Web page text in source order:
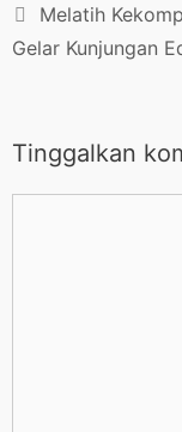
Melatih
Gelar Kunjungan
Tinggalkan